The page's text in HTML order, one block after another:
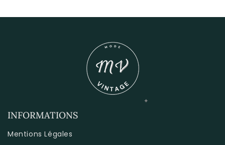
INFORMATIONS
Mentions Légales